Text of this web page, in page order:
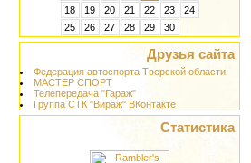
18
19 20 21 22 23
24
25
26 27 28 29 30
Друзья сайта
Федерация автоспорта Тверской области
МАСТЕР СПОРТ
Телепередача "Гараж"
Группа СТК "Вираж" ВКонтакте
Статистика